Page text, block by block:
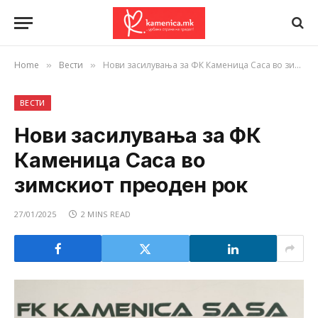
Home » Вести » Нови засилувања за ФК Каменица Саса во зимскиот преоден рок
ВЕСТИ
Нови засилувања за ФК
Каменица Саса во
зимскиот преоден рок
27/01/2025 2 MINS READ